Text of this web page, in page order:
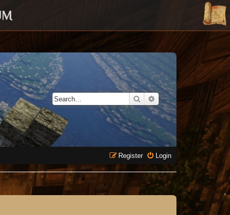
SearchAdvanced search
Login
Register